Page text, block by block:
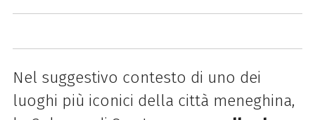
Nel suggestivo contesto di uno dei
luoghi più iconici della città meneghina,